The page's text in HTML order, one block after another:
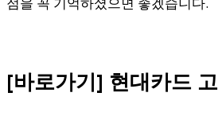
[바로가기] 현대카드